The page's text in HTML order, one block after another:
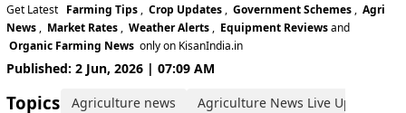
Get Latest Farming Tips , Crop Updates , Government Schemes , Agri
News , Market Rates , Weather Alerts , Equipment Reviewsand
Organic Farming News only on KisanIndia.in
Published: 2 Jun, 2026 | 07:09 AM
Topics: Agriculture news Agriculture News Live Updates